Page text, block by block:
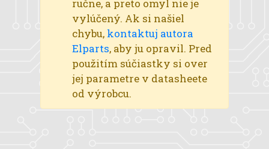
ručne, a preto omyl nie je
vylúčený. Ak si našiel
chybu, kontaktuj autora
Elparts, aby ju opravil. Pred
použitím súčiastky si over
jej parametre v datasheete
od výrobcu.